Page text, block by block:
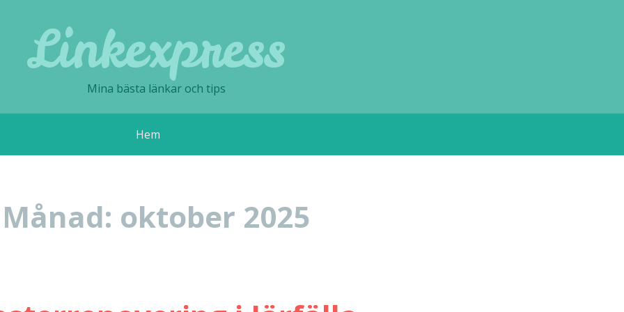
Linkexpress
Mina bästa länkar och tips
Hem
Månad: oktober 2025